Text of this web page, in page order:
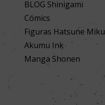
BLOG Shinigami
Cómics
Figuras Hatsune Miku
Akumu Ink
Manga Shonen